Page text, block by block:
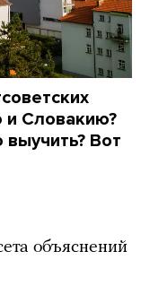
и Словакию?
Вот
объяснений